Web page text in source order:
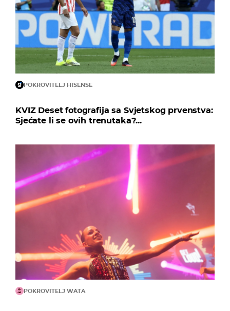
POKROVITELJ HISENSE
KVIZ Deset fotografija sa Svjetskog prvenstva:
Sjećate li se ovih trenutaka?...
POKROVITELJ WATA